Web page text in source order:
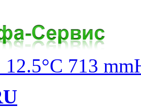
713